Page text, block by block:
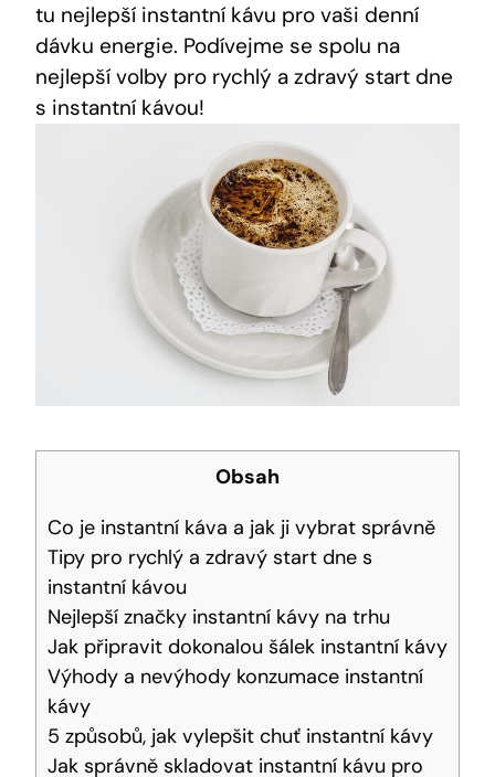
tu nejlepší instantní kávu pro vaši denní
dávku energie. Podívejme se spolu na
nejlepší volby pro rychlý a zdravý start dne
s instantní kávou!
Obsah
Co je instantní káva a jak ji vybrat správně
Tipy pro rychlý a zdravý start dne s
instantní kávou
Nejlepší značky instantní kávy na trhu
Jak připravit dokonalou šálek instantní kávy
Výhody a nevýhody konzumace instantní
kávy
5 způsobů, jak vylepšit chuť instantní kávy
Jak správně skladovat instantní kávu pro